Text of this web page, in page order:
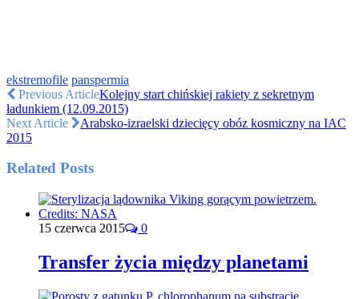
ekstremofile panspermia
Previous ArticleKolejny start chińskiej rakiety z sekretnym
ładunkiem (12.09.2015)
Next Article
Arabsko-izraelski dziecięcy obóz kosmiczny na IAC
2015
Related Posts
15 czerwca 2015 0
Transfer życia między planetami